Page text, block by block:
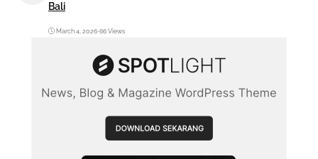
Bali
March 4, 2026•66 Views